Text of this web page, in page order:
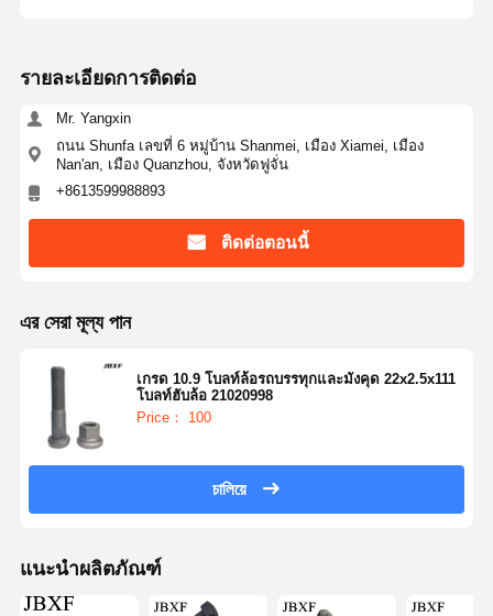
รายละเอียดการติดต่อ
Mr. Yangxin
ถนน Shunfa เลขที่ 6 หมู่บ้าน Shanmei, เมือง Xiamei, เมือง
Nan'an, เมือง Quanzhou, จังหวัดฟูจั่น
+8613599988893
ติดต่อตอนนี้
এর সেরা মূল্য পান
เกรด 10.9 โบลท์ล้อรถบรรทุกและมังคุด 22x2.5x111
โบลท์ฮับล้อ 21020998
Price： 100
চালিয়ে
แนะนำผลิตภัณฑ์